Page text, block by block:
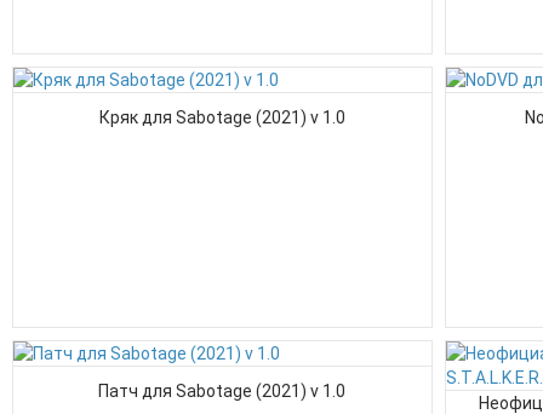
Кряк для Sabotage (2021) v 1.0
Патч для Sabotage (2021) v 1.0